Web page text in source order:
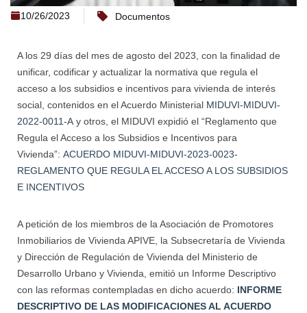
10/26/2023 Documentos
A los 29 días del mes de agosto del 2023, con la finalidad de
unificar, codificar y actualizar la normativa que regula el
acceso a los subsidios e incentivos para vivienda de interés
social, contenidos en el Acuerdo Ministerial MIDUVI-MIDUVI-
2022-0011-A y otros, el MIDUVI expidió el “Reglamento que
Regula el Acceso a los Subsidios e Incentivos para
Vivienda”: ACUERDO MIDUVI-MIDUVI-2023-0023-
REGLAMENTO QUE REGULA EL ACCESO A LOS SUBSIDIOS
E INCENTIVOS
A petición de los miembros de la Asociación de Promotores
Inmobiliarios de Vivienda APIVE, la Subsecretaría de Vivienda
y Dirección de Regulación de Vivienda del Ministerio de
Desarrollo Urbano y Vivienda, emitió un Informe Descriptivo
con las reformas contempladas en dicho acuerdo: INFORME
DESCRIPTIVO DE LAS MODIFICACIONES AL ACUERDO